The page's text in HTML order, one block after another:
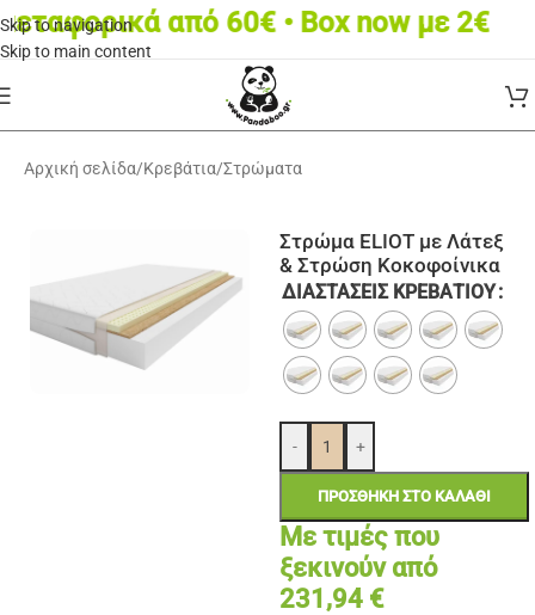
Skip to navigation
Skip to main content
από 60€ • Box now με 2€
Αρχική σελίδα/Κρεβάτια/Στρώματα
Στρώμα ELIOT με Λάτεξ
& Στρώση Κοκοφοίνικα
ΔΙΑΣΤΆΣΕΙΣ ΚΡΕΒΑΤΙΟΎ
- +
ΠΡΟΣΘΉΚΗ ΣΤΟ ΚΑΛΆΘΙ
Με τιμές που
ξεκινούν από
231,94 €